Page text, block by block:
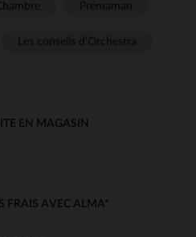
EN MAGASIN
FRAIS AVEC ALMA*